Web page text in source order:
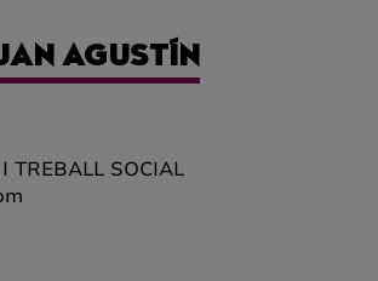
AGUSTÍN
TREBALL SOCIAL